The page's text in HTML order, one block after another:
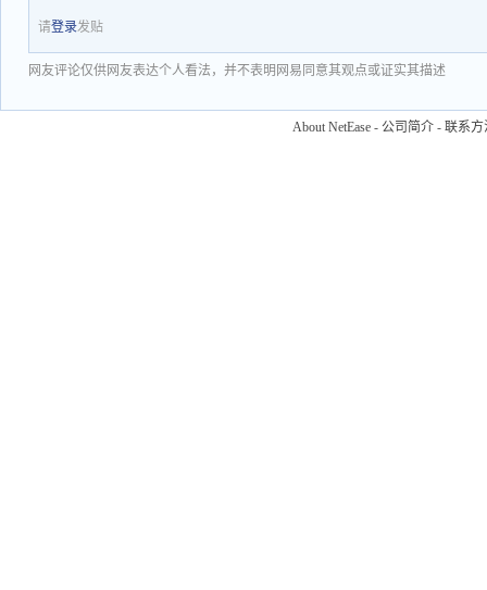
请登录发贴
网友评论仅供网友表达个人看法，并不表明网易同意其观点或证实其描述
About NetEase - 公司简介 - 联系方